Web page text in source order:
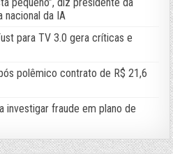
nacional da IA
para TV 3.0 gera críticas e
polêmico contrato de R$ 21,6
investigar fraude em plano de